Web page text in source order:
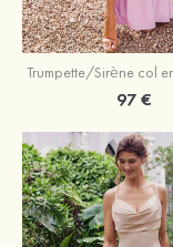
97 €